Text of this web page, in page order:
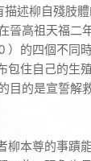
述柳自殘肢
晉高祖天福二
的四個不同
住自己的生
目的是宣誓解
本尊的事蹟